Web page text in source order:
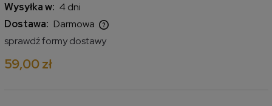
Wysyłka w: 4 dni
Dostawa: Darmowa
Cena nie zawiera ewentualnych kosztów płatności
sprawdź formy dostawy
59,00 zł